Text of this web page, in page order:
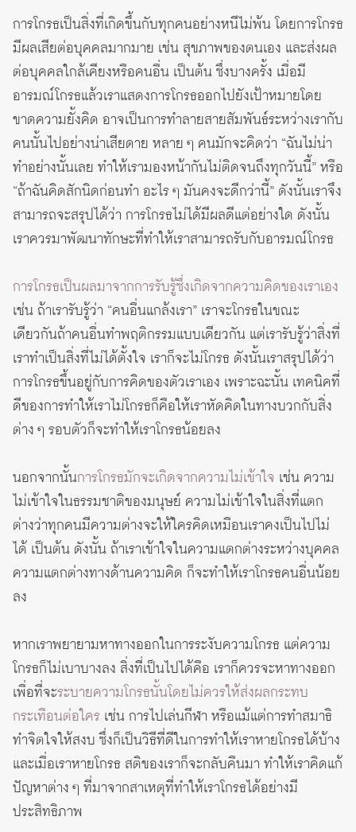
การโกรธเป็นสิ่งที่เกิดขึ้นกับทุกคนอย่างหนีไม่พ้น โดยการโกรธ
มีผลเสียต่อบุคคลมากมาย เช่น สุขภาพของตนเอง และส่งผล
ต่อบุคคลใกล้เคียงหรือคนอื่น เป็นต้น ซึ่งบางครั้ง เมื่อมี
อารมณ์โกรธแล้วเราแสดงการโกรธออกไปยังเป้าหมายโดย
ขาดความยั้งคิด อาจเป็นการทำลายสายสัมพันธ์ระหว่างเรากับ
คนนั้นไปอย่างน่าเสียดาย หลาย ๆ คนมักจะคิดว่า “ฉันไม่น่า
ทำอย่างนั้นเลย ทำให้เรามองหน้ากันไม่ติดจนถึงทุกวันนี้” หรือ
“ถ้าฉันคิดสักนิดก่อนทำ อะไร ๆ มันคงจะดีกว่านี้” ดังนั้นเราจึง
สามารถจะสรุปได้ว่า การโกรธไม่ได้มีผลดีแต่อย่างใด ดังนั้น
เราควรมาพัฒนาทักษะที่ทำให้เราสามารถรับกับอารมณ์โกรธ
การโกรธเป็นผลมาจากการรับรู้ซึ่งเกิดจากความคิดของเราเอง
เช่น ถ้าเรารับรู้ว่า “คนอื่นแกล้งเรา” เราจะโกรธในขณะ
เดียวกันถ้าคนอื่นทำพฤติกรรมแบบเดียวกัน แต่เรารับรู้ว่าสิ่งที่
เราทำเป็นสิ่งที่ไม่ได้ตั้งใจ เราก็จะไม่โกรธ ดังนั้นเราสรุปได้ว่า
การโกรธขึ้นอยู่กับการคิดของตัวเราเอง เพราะฉะนั้น เทคนิคที่
ดีของการทำให้เราไม่โกรธก็คือให้เราหัดคิดในทางบวกกับสิ่ง
ต่าง ๆ รอบตัวก็จะทำให้เราโกรธน้อยลง
นอกจากนั้นการโกรธมักจะเกิดจากความไม่เข้าใจ เช่น ความ
ไม่เข้าใจในธรรมชาติของมนุษย์ ความไม่เข้าใจในสิ่งที่แตก
ต่างว่าทุกคนมีความต่างจะให้ใครคิดเหมือนเราคงเป็นไปไม่
ได้ เป็นต้น ดังนั้น ถ้าเราเข้าใจในความแตกต่างระหว่างบุคคล
ความแตกต่างทางด้านความคิด ก็จะทำให้เราโกรธคนอื่นน้อย
ลง
หากเราพยายามหาทางออกในการระงับความโกรธ แต่ความ
โกรธก็ไม่เบาบางลง สิ่งที่เป็นไปได้คือ เราก็ควรจะหาทางออก
เพื่อที่จะระบายความโกรธนั้นโดยไม่ควรให้ส่งผลกระทบ
กระเทือนต่อใคร เช่น การไปเล่นกีฬา หรือแม้แต่การทำสมาธิ
ทำจิตใจให้สงบ ซึ่งก็เป็นวิธีที่ดีในการทำให้เราหายโกรธได้บ้าง
และเมื่อเราหายโกรธ สติของเราก็จะกลับคืนมา ทำให้เราคิดแก้
ปัญหาต่าง ๆ ที่มาจากสาเหตุที่ทำให้เราโกรธได้อย่างมี
ประสิทธิภาพ